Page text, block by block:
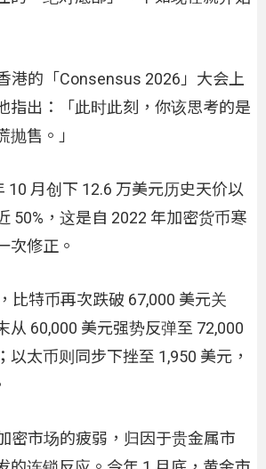
港的「Consensus 2026」大会上
指出：「此时此刻，你该思考的是
售。」
10 月创下 12.6 万美元历史天价以
50%，这是自 2022 年加密货币寒
次修正。
比特币再次跌破 67,000 美元关
从 60,000 美元强势反弹至 72,000
以太币则同步下挫至 1,950 美元，
密市场的疲弱，归因于贵金属市